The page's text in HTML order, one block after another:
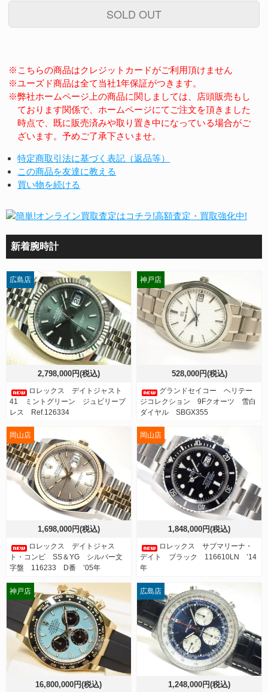
SOLD OUT
※こちらの商品はクレジットカードがご利用頂けません
※ユーズド商品は全て当社1年保証がつきます。
※弊社ホームページ上の商品に関しましては、店頭販売もし
ております関係で、ホームページにてご注文を頂きました
時点で、既に販売済みや取り置き中になっている場合がご
ざいます。予めご了承下さいませ。
特定商取引法に基づく表記（返品等）
この商品を友達に教える
買い物を続ける
新着腕時計
2,798,000円(税込)
ロレックス デイトジャスト
41 ミントグリーン ジュビリーブ
レス Ref.126334
広島店
528,000円(税込)
グランドセイコー ヘリテー
ジコレクション 9Fクオーツ 雪白
ダイヤル SBGX355
神戸店
1,698,000円(税込)
ロレックス デイトジャス
ト・コンビ SS＆YG シルバー文
字盤 116233 D番 ’05年
岡山店
1,848,000円(税込)
ロレックス サブマリーナ・
デイト ブラック 116610LN ’14
年
岡山店
16,800,000円(税込)
神戸店
1,248,000円(税込)
広島店